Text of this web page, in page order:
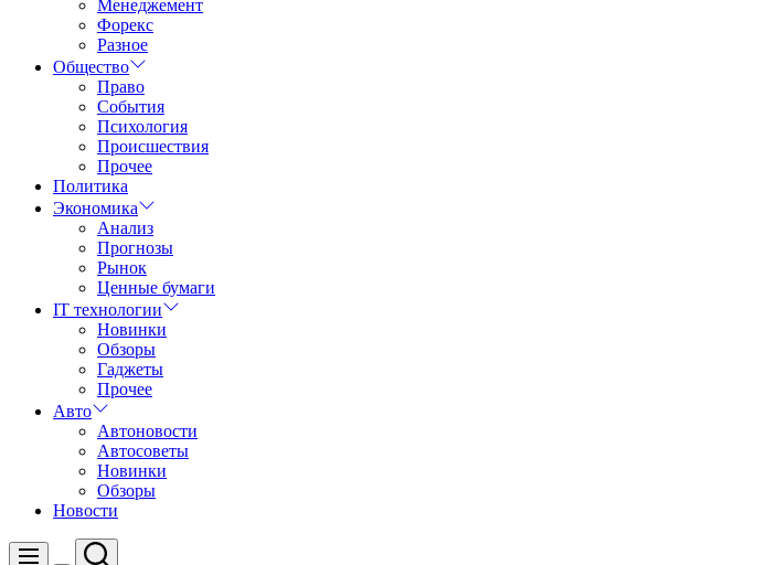
Менеджемент
Форекс
Разное
Общество
Право
События
Психология
Происшествия
Прочее
Политика
Экономика
Анализ
Прогнозы
Рынок
Ценные бумаги
IT технологии
Новинки
Обзоры
Гаджеты
Прочее
Авто
Автоновости
Автосоветы
Новинки
Обзоры
Новости
Меню
Поиск